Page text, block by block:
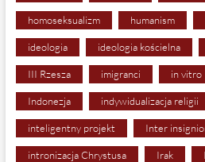
homoseksualizm humanism
ideologia ideologia kościelna
III Rzesza imigranci in vitro
Indonezja indywidualizacja religii
inteligentny projekt Inter
intronizacja Chrystusa Irak